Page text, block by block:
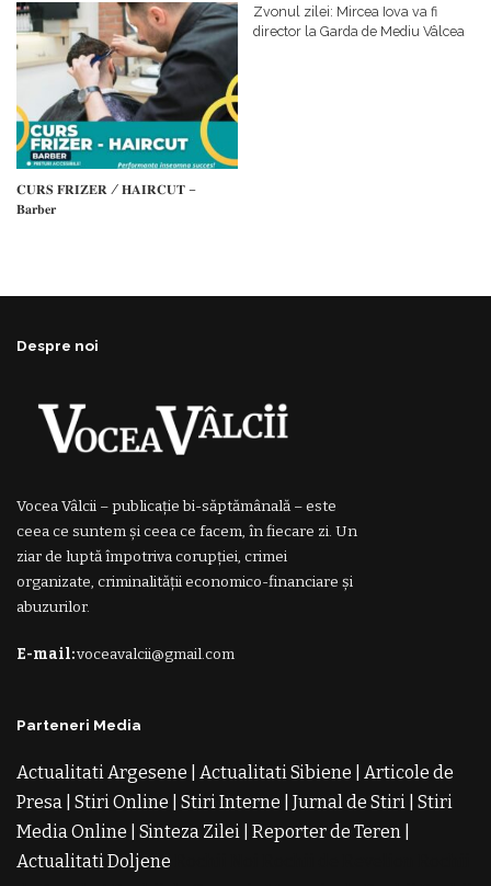
𝗳𝗶𝗻𝗮𝗻𝘁𝗮𝘁𝗼𝗿
𝐂𝐔𝐑𝐒 𝐅𝐑𝐈𝐙𝐄𝐑 / 𝐇𝐀𝐈𝐑𝐂𝐔𝐓 –
𝐁𝐚𝐫𝐛𝐞𝐫
Zvonul zilei: Mircea Iova va fi
director la Garda de Mediu Vâlcea
Despre noi
Vocea Vâlcii – publicație bi-săptămânală – este
ceea ce suntem și ceea ce facem, în fiecare zi. Un
ziar de luptă împotriva corupției, crimei
organizate, criminalității economico-financiare și
abuzurilor.
E-mail:voceavalcii@gmail.com
Parteneri Media
Actualitati Argesene Actualitati Sibiene
Articole de
Presa Stiri Online Stiri Interne Jurnal de Stiri Stiri
Media Online
Sinteza Zilei Reporter de Teren
Actualitati Doljene